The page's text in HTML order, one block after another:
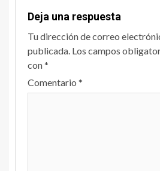
Deja una respuesta
Tu dirección de correo
publicada. Los campos
con*
Comentario *